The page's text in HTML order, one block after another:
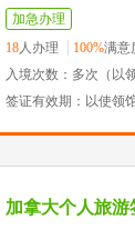
加急办理
18人办理 100%满意
入境次数：多次（以
签证有效期：以使领
加拿大个人旅游